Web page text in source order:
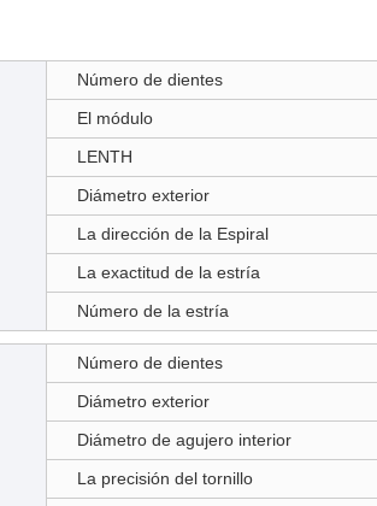
Número de dientes
El módulo
LENTH
Diámetro exterior
La dirección de la Espiral
La exactitud de la estría
Número de la estría
Número de dientes
Diámetro exterior
Diámetro de agujero interior
La precisión del tornillo